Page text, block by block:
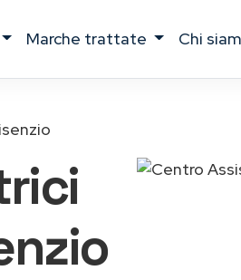
marche trattate chi